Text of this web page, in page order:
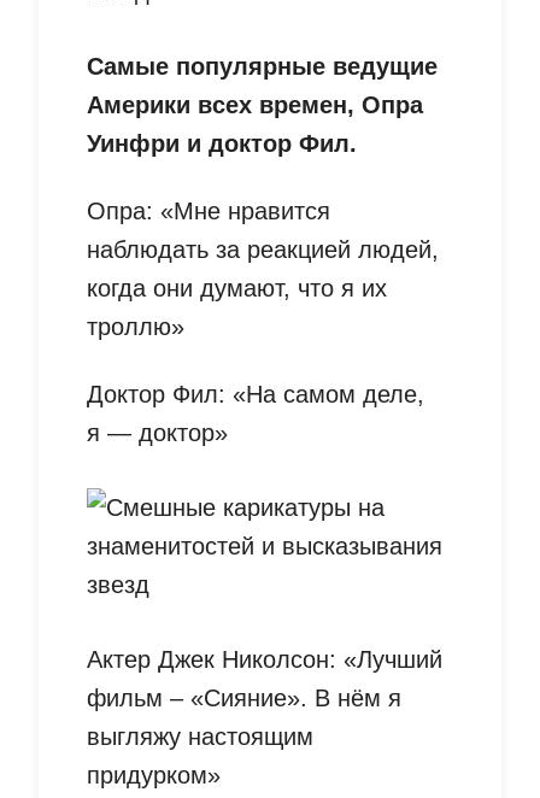
Самые популярные ведущие
Америки всех времен, Опра
Уинфри и доктор Фил.
Опра: «Мне нравится
наблюдать за реакцией людей,
когда они думают, что я их
троллю»
Доктор Фил: «На самом деле,
я — доктор»
Актер Джек Николсон: «Лучший
фильм – «Сияние». В нём я
выгляжу настоящим
придурком»